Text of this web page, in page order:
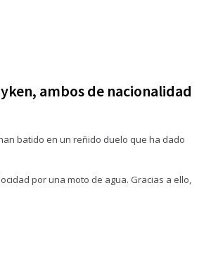
ambos de nacionalidad
batido en un reñido duelo que ha dado
por una moto de agua. Gracias a ello,